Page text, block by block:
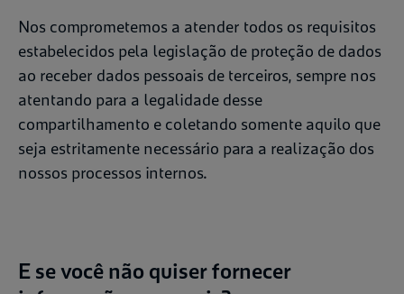
Nos comprometemos a atender todos os requisitos
estabelecidos pela legislação de proteção de dados
ao receber dados pessoais de terceiros, sempre nos
atentando para a legalidade desse
compartilhamento e coletando somente aquilo que
seja estritamente necessário para a realização dos
nossos processos internos.
E se você não quiser fornecer